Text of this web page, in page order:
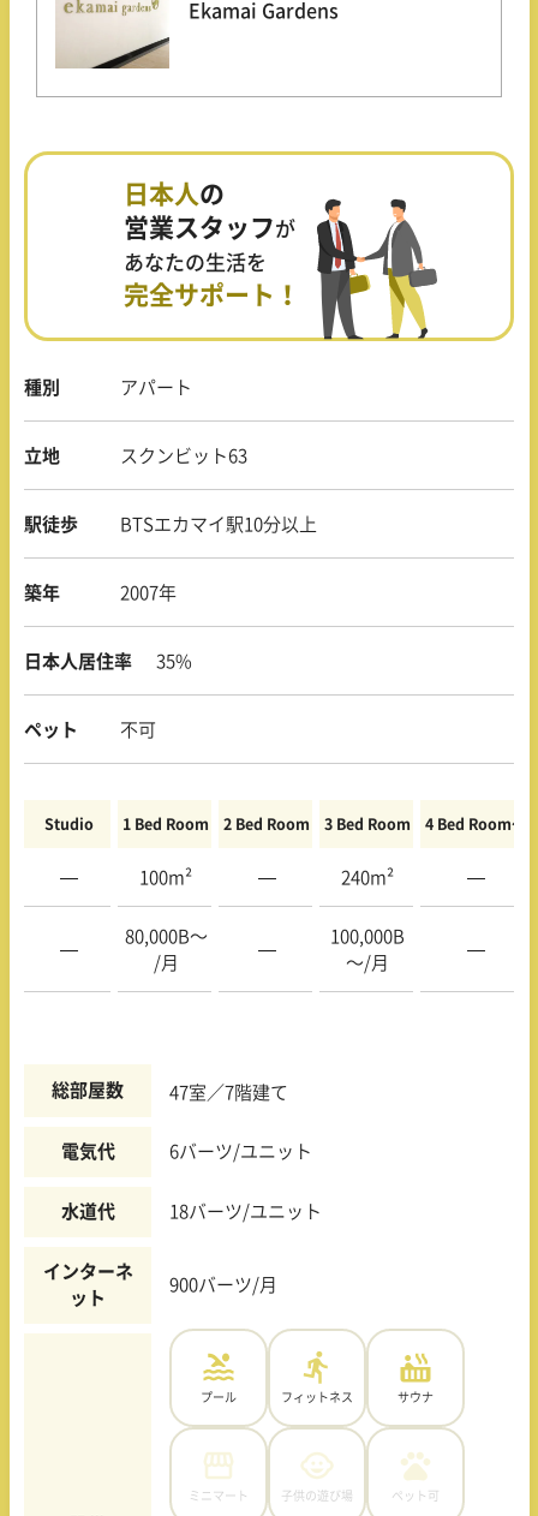
Ekamai Gardens
種別 アパート
立地 スクンビット63
駅徒歩 BTSエカマイ駅10分以上
築年 2007年
日本人居住率 35%
ペット 不可
日本人の
営業スタッフが
あなたの生活を
完全サポート！
Studio 1 Bed Room 2 Bed Room 3 Bed Room 4 Bed Room〜
— 100m² — 240m² —
—
80,000B〜
/月
—
100,000B
〜/月
—
総部屋数 47室／7階建て
電気代 6バーツ/ユニット
水道代 18バーツ/ユニット
インターネ
ット
900バーツ/月
プール フィットネス サウナ
ミニマート 子供の遊び場 ペット可